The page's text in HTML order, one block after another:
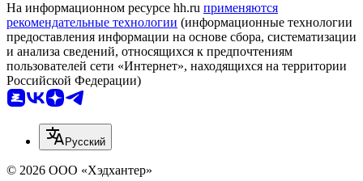
На информационном ресурсе hh.ru применяются
рекомендательные технологии (информационные технологии
предоставления информации на основе сбора, систематизации
и анализа сведений, относящихся к предпочтениям
пользователей сети «Интернет», находящихся на территории
Российской Федерации)
Русский
© 2026 ООО «Хэдхантер»